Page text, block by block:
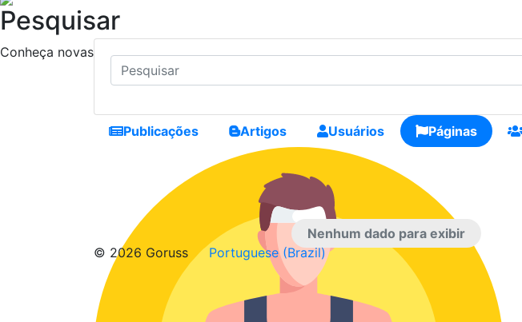
Pesquisar
Conheça novas pessoas, crie conexões e faça novos amigos
Publicações Artigos Usuários Páginas
Nenhum dado para exibir
© 2026 Goruss
Portuguese (Brazil)